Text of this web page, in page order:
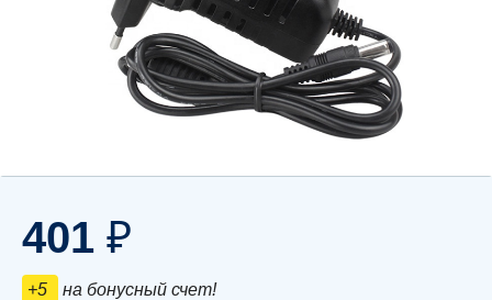
401 ₽
+5 на бонусный счет!